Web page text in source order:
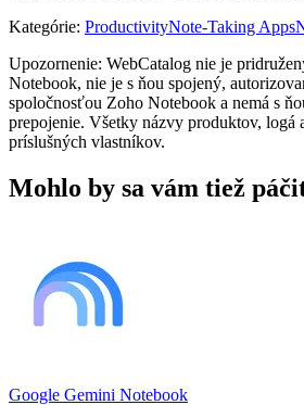
Kategórie: ProductivityNote-Taking Apps
Upozornenie: WebCatalog nie je
Notebook, nie je s ňou spojený,
spoločnosťou Zoho Notebook a nemá s
prepojenie. Všetky názvy produktov, logá
príslušných vlastníkov.
Mohlo by sa vám tiež
Google Gemini Notebook